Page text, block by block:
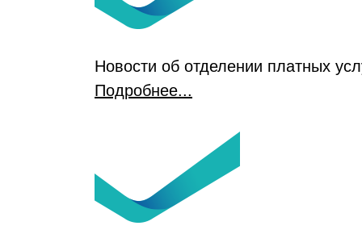
Новости об отделении платных
Подробнее...